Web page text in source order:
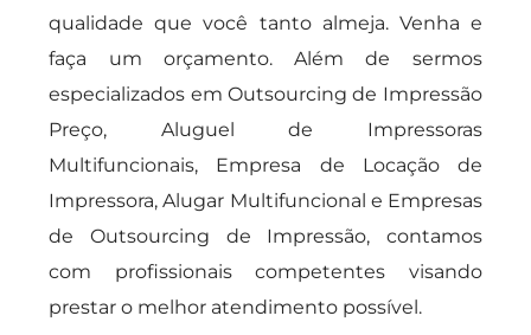
qualidade que você tanto almeja. Venha e
faça um orçamento. Além de sermos
especializados em Outsourcing de Impressão
Preço, Aluguel de Impressoras
Multifuncionais, Empresa de Locação de
Impressora, Alugar Multifuncional e Empresas
de Outsourcing de Impressão, contamos
com profissionais competentes visando
prestar o melhor atendimento possível.